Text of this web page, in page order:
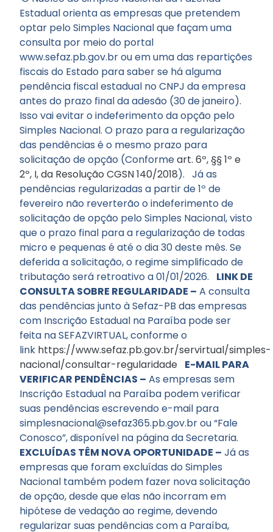
Estadual orienta as empresas que pretendem
optar pelo Simples Nacional que façam uma
consulta por meio do portal
www.sefaz.pb.gov.br ou em uma das repartições
fiscais do Estado para saber se há alguma
pendência fiscal estadual no CNPJ da empresa
antes do prazo final da adesão (30 de janeiro).
Isso vai evitar o indeferimento da opção pelo
Simples Nacional. O prazo para a regularização
das pendências é o mesmo prazo para
solicitação de opção (Conformeart. 6º, §§ 1º e
2º, I, da Resolução CGSN 140/2018). Já as
pendências regularizadas a partir de 1º de
fevereiro não reverterão o indeferimento de
solicitação de opção pelo Simples Nacional, visto
que o prazo final para a regularização de todas
micro e pequenas é até o dia 30 deste mês. Se
deferida a solicitação, o regime simplificado de
tributação será retroativo a 01/01/2026. LINK DE
CONSULTA SOBRE REGULARIDADE – A consulta
das pendências junto à Sefaz-PB das empresas
com Inscrição Estadual na Paraíba pode ser
feita na SEFAZVIRTUAL, conforme o
link https://www.sefaz.pb.gov.br/servirtual/simples-
nacional/consultar-regularidade E-MAIL PARA
VERIFICAR PENDÊNCIAS – As empresas sem
Inscrição Estadual na Paraíba podem verificar
suas pendências escrevendo e-mail para
simplesnacional@sefaz365.pb.gov.br ou “Fale
Conosco”, disponível na página da Secretaria.
EXCLUÍDAS TÊM NOVA OPORTUNIDADE – Já as
empresas que foram excluídas do Simples
Nacional também podem fazer nova solicitação
de opção, desde que elas não incorram em
hipótese de vedação ao regime, devendo
regularizar suas pendências com a Paraíba,